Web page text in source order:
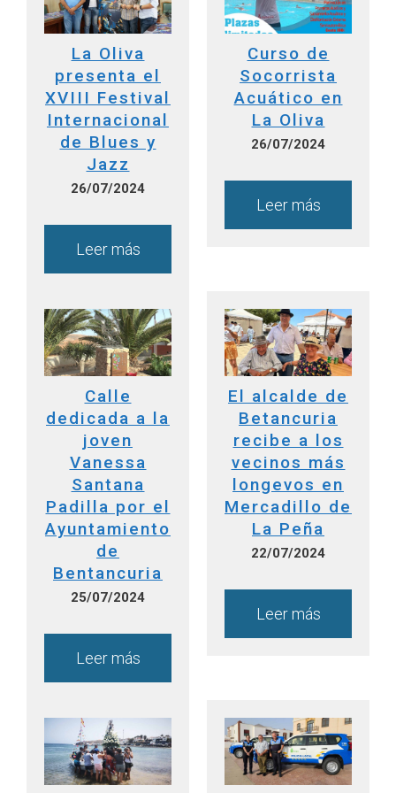
La Oliva
presenta el
XVIII Festival
Internacional
de Blues y
Jazz
26/07/2024
Leer más
Curso de
Socorrista
Acuático en
La Oliva
26/07/2024
Leer más
Calle
dedicada a la
joven
Vanessa
Santana
Padilla por el
Ayuntamiento
de
Bentancuria
25/07/2024
Leer más
El alcalde de
Betancuria
recibe a los
vecinos más
longevos en
Mercadillo de
La Peña
22/07/2024
Leer más